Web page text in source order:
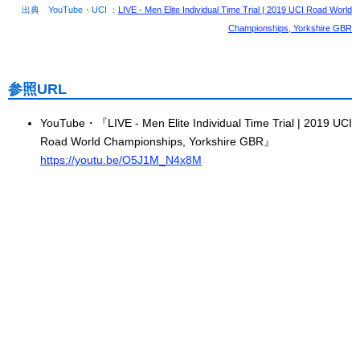
出典 YouTube・UCI ： LIVE - Men Elite Individual Time Trial | 2019 UCI Road World
Championships, Yorkshire GBR
参照URL
YouTube・『LIVE - Men Elite Individual Time Trial | 2019 UCI
Road World Championships, Yorkshire GBR』
https://youtu.be/O5J1M_N4x8M